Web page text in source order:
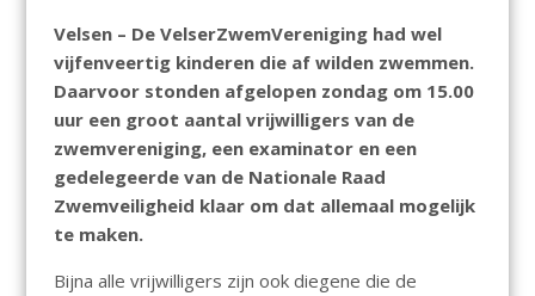
e
b
o
o
k
at
s
A
p
p
k
e
dI
n
ai
l
el
e
n
Velsen – De VelserZwemVereniging had wel
vijfenveertig kinderen die af wilden zwemmen.
Daarvoor stonden afgelopen zondag om 15.00
uur een groot aantal vrijwilligers van de
zwemvereniging, een examinator en een
gedelegeerde van de Nationale Raad
Zwemveiligheid klaar om dat allemaal mogelijk
te maken.
Bijna alle vrijwilligers zijn ook diegene die de